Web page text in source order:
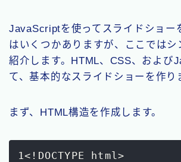
相談フォーラム
JavaScriptを使ってスライドショー
はいくつかありますが、ここではシ
紹介します。HTML、CSS、および
て、基本的なスライドショーを作り
まず、HTML構造を作成します。
1<!DOCTYPE html>